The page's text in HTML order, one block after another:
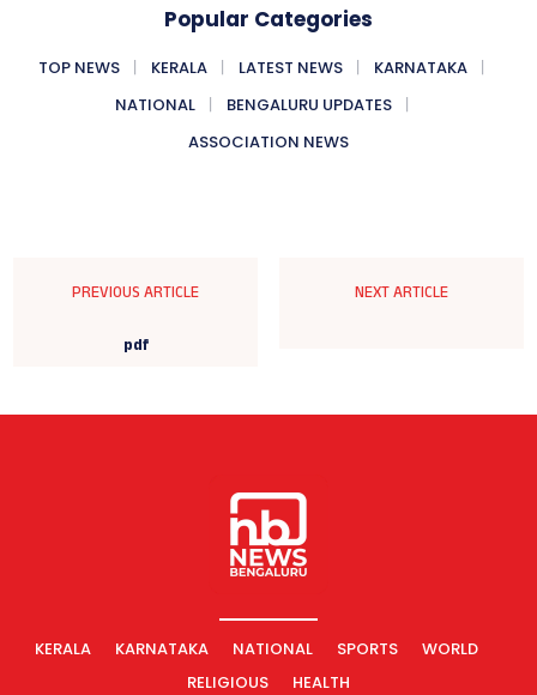
Popular Categories
TOP NEWS KERALA LATEST NEWS
KARNATAKA
NATIONAL
BENGALURU UPDATES
ASSOCIATION NEWS
PREVIOUS ARTICLE
pdf
NEXT ARTICLE
KERALA KARNATAKA NATIONAL SPORTS
WORLD
RELIGIOUS
HEALTH